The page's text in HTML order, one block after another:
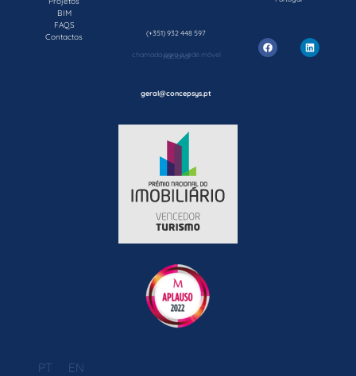
BIM
FAQS
Contactos
(+351) 932 448 597
chamada para a rede móvel nacional
geral@concepsys.pt
PT EN